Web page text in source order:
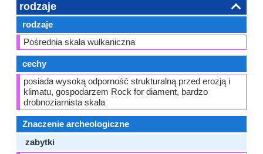
rodzaje
rodzaje
Pośrednia skała wulkaniczna
cechy
posiada wysoką odporność strukturalną przed erozją i
klimatu, gospodarzem Rock for diament, bardzo
drobnoziarnista skała
Znaczenie archeologiczne
zabytki